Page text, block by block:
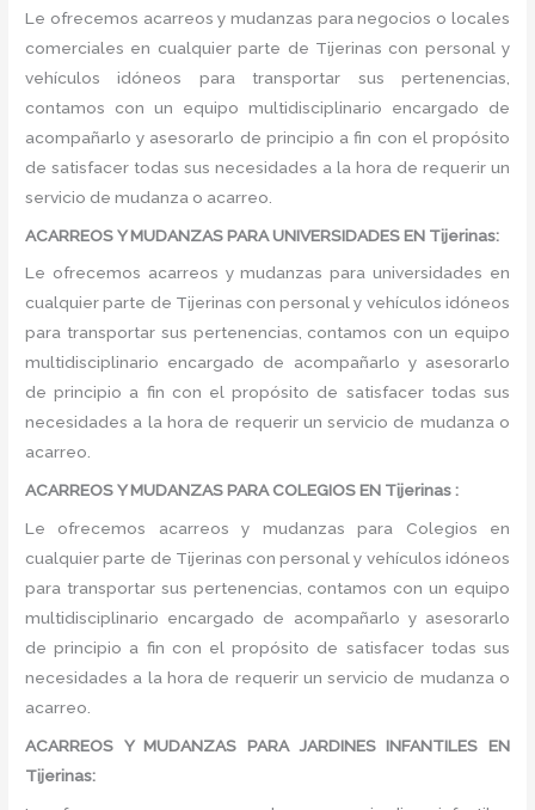
Le ofrecemos acarreos y mudanzas para negocios o locales
comerciales en cualquier parte de Tijerinas con personal y
vehículos idóneos para transportar sus pertenencias,
contamos con un equipo multidisciplinario encargado de
acompañarlo y asesorarlo de principio a fin con el propósito
de satisfacer todas sus necesidades a la hora de requerir un
servicio de mudanza o acarreo.
ACARREOS Y MUDANZAS PARA UNIVERSIDADES EN Tijerinas:
Le ofrecemos acarreos y mudanzas para universidades en
cualquier parte de Tijerinas con personal y vehículos idóneos
para transportar sus pertenencias, contamos con un equipo
multidisciplinario encargado de acompañarlo y asesorarlo
de principio a fin con el propósito de satisfacer todas sus
necesidades a la hora de requerir un servicio de mudanza o
acarreo.
ACARREOS Y MUDANZAS PARA COLEGIOS EN Tijerinas :
Le ofrecemos acarreos y mudanzas para Colegios en
cualquier parte de Tijerinas con personal y vehículos idóneos
para transportar sus pertenencias, contamos con un equipo
multidisciplinario encargado de acompañarlo y asesorarlo
de principio a fin con el propósito de satisfacer todas sus
necesidades a la hora de requerir un servicio de mudanza o
acarreo.
ACARREOS Y MUDANZAS PARA JARDINES INFANTILES EN
Tijerinas: